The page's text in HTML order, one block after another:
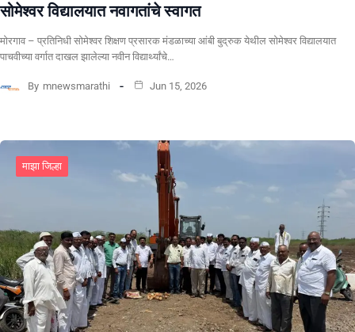
सोमेश्वर विद्यालयात नवागतांचे स्वागत
मोरगाव – प्रतिनिधी सोमेश्वर शिक्षण प्रसारक मंडळाच्या आंबी बुद्रुक येथील सोमेश्वर विद्यालयात
पाचवीच्या वर्गात दाखल झालेल्या नवीन विद्यार्थ्यांचे…
By mnewsmarathi Jun 15, 2026
माझा जिल्हा